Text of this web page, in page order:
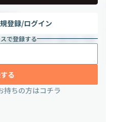
登録/ログイン
で登録する
る
持ちの方はコチラ
青山2-14-4 アーガイル アオ